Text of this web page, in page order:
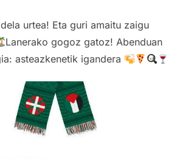
urtea! Eta guri amaitu zaigu
Lanerako gogoz gatoz! Abenduan
asteazkenetik igandera